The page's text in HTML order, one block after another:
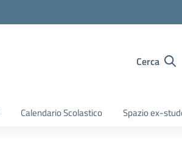
Cerca
Calendario Scolastico Spazio ex-